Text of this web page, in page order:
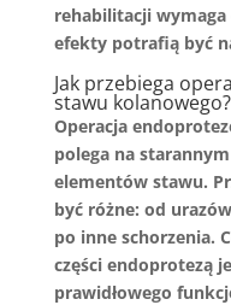
rehabilitacji wymaga
efekty potrafią być
Jak przebiega
stawu kolanowego?
Operacja
polega na
elementów stawu.
być różne: od
po inne schorzenia.
części endoprotezą
prawidłowego